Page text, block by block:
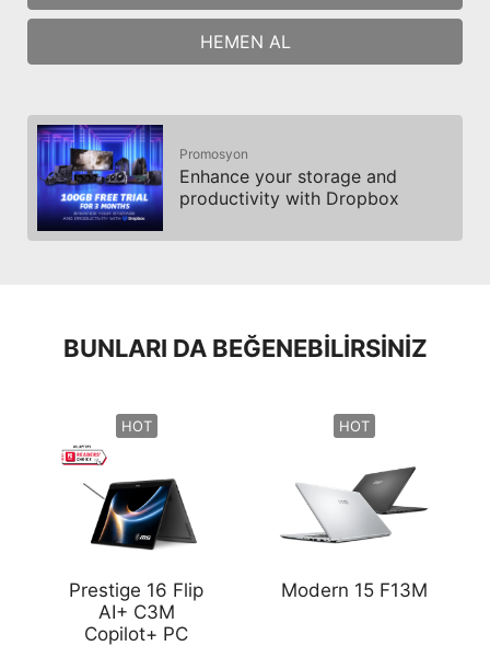
HEMEN AL
Promosyon
Enhance your storage and
productivity with Dropbox
BUNLARI DA BEĞENEBILIRSINIZ
HOT
Prestige 16 Flip
AI+ C3M
Copilot+ PC
HOT
Modern 15 F13M